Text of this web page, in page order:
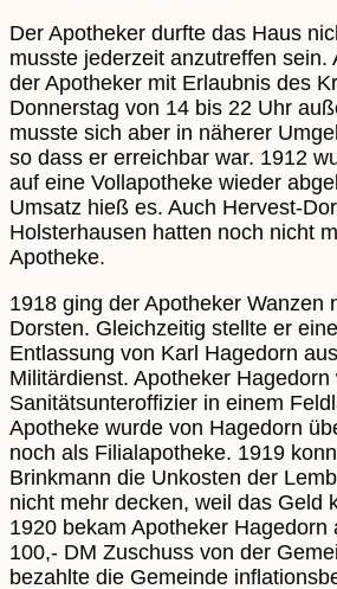
Der Apotheker durfte das Haus
musste jederzeit anzutreffen sein.
der Apotheker mit Erlaubnis des
Donnerstag von 14 bis 22 Uhr
musste sich aber in näherer
so dass er erreichbar war. 1912
auf eine Vollapotheke wieder
Umsatz hieß es. Auch Hervest-
Holsterhausen hatten noch nicht
Apotheke.
1918 ging der Apotheker Wanzen
Dorsten. Gleichzeitig stellte er
Entlassung von Karl Hagedorn
Militärdienst. Apotheker Hagedorn
Sanitätsunteroffizier in einem
Apotheke wurde von Hagedorn
noch als Filialapotheke. 1919
Brinkmann die Unkosten der
nicht mehr decken, weil das Geld
1920 bekam Apotheker Hagedorn
100,- DM Zuschuss von der
bezahlte die Gemeinde